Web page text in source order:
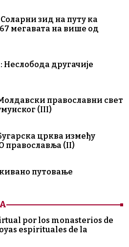
зид на путу ка
мегавата на више од
другачије
православни свет
(III)
црква између
православља (II)
путовање
por los monasterios de
espirituales de la